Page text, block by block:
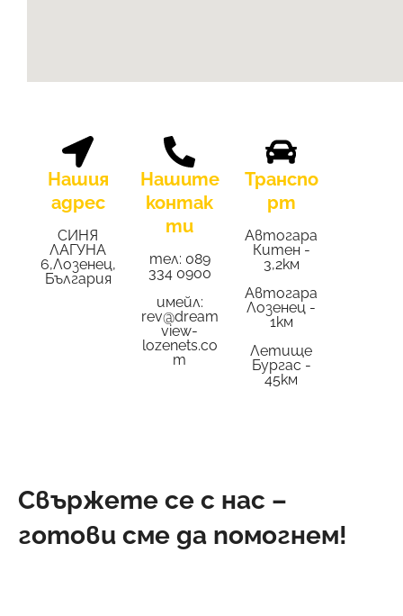
Нашия
адрес
СИНЯ
ЛАГУНА
6,Лозенец,
България
Нашите
контак
ти
тел: 089
334 0900
имейл:
rev@dream
view-
lozenets.co
m
Транспо
рт
Автогара
Китен -
3,2км
Автогара
Лозенец -
1км
Летище
Бургас -
45км
Свържете се с нас –
готови сме да помогнем!